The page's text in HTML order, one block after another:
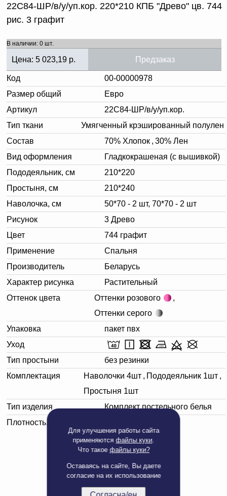
Для улучшения работы сайта
применяютсяфайлы куки.
Что такое файлы куки?
Оставаясь на сайте, Вы даете
согласие на их использование
22С84-ШР/в/у/уп.кор. 220*210 КПБ "Древо" цв. 744
рис. 3 графит
В наличии: 0 шт.
Цена: 5 023,19 р. Предзаказ
Код
00-00000978
Размер общий
Евро
Артикул
22С84-ШР/в/у/уп.кор.
Тип ткани
Умягченный крэшированный полулен
Состав
70% Хлопок , 30% Лен
Вид оформления
Гладкокрашеная (с вышивкой)
Пододеяльник, см
210*220
Простыня, см
210*240
Наволочка, см
50*70 - 2 шт, 70*70 - 2 шт
Рисунок
3 Древо
Цвет
744 графит
Применение
Спальня
Производитель
Беларусь
Характер рисунка
Растительный
Оттенок цвета
Оттенки розового
,
Оттенки серого
Упаковка
пакет пвх
Уход
Тип простыни
без резинки
Комплектация
Наволочки 4шт , Пододеяльник 1шт ,
Простыня 1шт
Тип изделия
Комплект постельного белья
Плотность, г/м²